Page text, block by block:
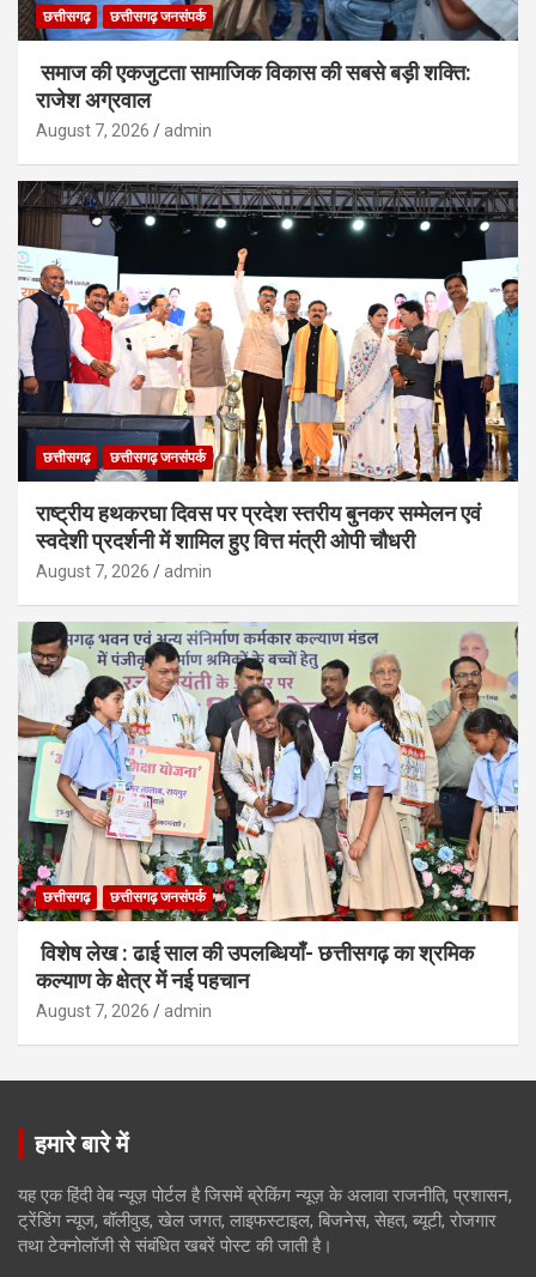
छत्तीसगढ़ छत्तीसगढ़ जनसंपर्क
समाज की एकजुटता सामाजिक विकास की सबसे बड़ी शक्ति:
राजेश अग्रवाल
August 7, 2026 admin
छत्तीसगढ़ छत्तीसगढ़ जनसंपर्क
राष्ट्रीय हथकरघा दिवस पर प्रदेश स्तरीय बुनकर सम्मेलन एवं
स्वदेशी प्रदर्शनी में शामिल हुए वित्त मंत्री ओपी चौधरी
August 7, 2026 admin
छत्तीसगढ़ छत्तीसगढ़ जनसंपर्क
विशेष लेख : ढाई साल की उपलब्धियाँ- छत्तीसगढ़ का श्रमिक
कल्याण के क्षेत्र में नई पहचान
August 7, 2026 admin
हमारे बारे में
यह एक हिंदी वेब न्यूज़ पोर्टल है जिसमें ब्रेकिंग न्यूज़ के अलावा राजनीति, प्रशासन,
ट्रेंडिंग न्यूज, बॉलीवुड, खेल जगत, लाइफस्टाइल, बिजनेस, सेहत, ब्यूटी, रोजगार
तथा टेक्नोलॉजी से संबंधित खबरें पोस्ट की जाती है।